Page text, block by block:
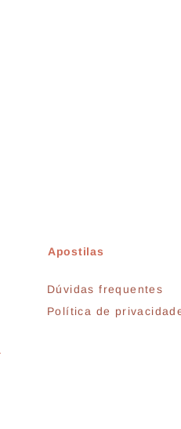
Apostilas
Dúvidas frequentes
Política de